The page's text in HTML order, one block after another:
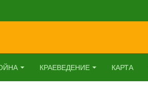
КРАЕВЕДЕНИЕ КАРТА